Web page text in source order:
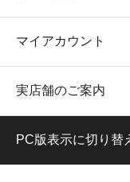
マイアカウント
実店舗のご案内
PC版表示に切り替